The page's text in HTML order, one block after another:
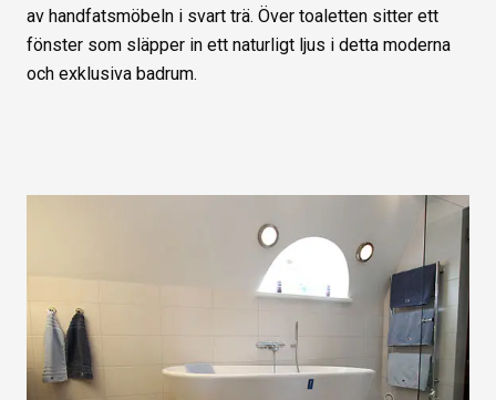
av handfatsmöbeln i svart trä. Över toaletten sitter ett
fönster som släpper in ett naturligt ljus i detta moderna
och exklusiva badrum.